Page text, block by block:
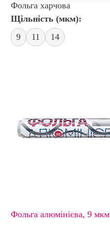
Фольга харчова
Щільність (мкм):
9
11 14
Фольга алюмінієва, 9